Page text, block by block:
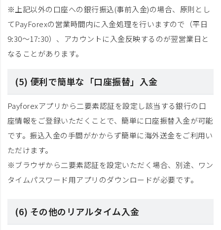
※上記以外の口座への銀行振込(事前入金)の場合、原則とし
てPayForexの営業時間内に入金処理を行いますので（平日
9:30～17:30）、アカウントに入金反映するのが翌営業日と
なることがあります。
(5) 便利で簡単な「口座振替」入金
Payforexアプリから二要素認証を設定し該当する銀行の口
座情報をご登録いただくことで、簡単に口座振替入金が可能
です。振込入金の手間がかからず簡単に海外送金をご利用い
ただけます。
※ブラウザから二要素認証を設定いただく場合、別途、ワン
タイムパスワード用アプリのダウンロードが必要です。
(6) その他のリアルタイム入金